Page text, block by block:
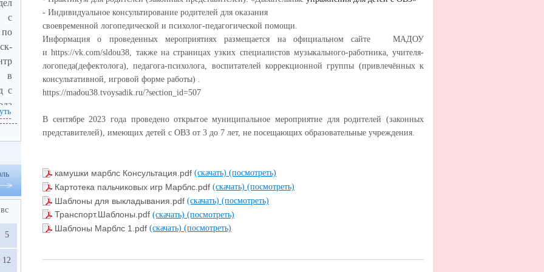
- Индивидуальное консультирование родителей для оказания
своевременной логопедической и психолог-педагогической помощи.
Информация о проведенных мероприятиях размещается на официальном сайте МАДОУ
и https://vk.com/sldou38, также на страницах узких специалистов музыкального-работника, учителя-
логопеда(дефектолога), педагога-психолога, воспитателей коррекционной группы (привлечённых к
консультативной, игровой форме работы) .
https://madou38.tvoysadik.ru/?section_id=507
В сентябре 2023 года проведено открытое муниципальное мероприятие для родителей (законных
представителей), имеющих детей с ОВЗ от 3 до 7 лет, не посещающих образовательные учреждения.
камушки марблс Консультация.pdf (скачать) (посмотреть)
Картотека пальчиковых игр Марблс.pdf (скачать) (посмотреть)
Шаблоны для выкладывания.pdf (скачать) (посмотреть)
Транспорт.Шаблоны.pdf (скачать) (посмотреть)
Шаблоны Марблс 1.pdf (скачать) (посмотреть)
к
в
с
в
с
вс
5
12